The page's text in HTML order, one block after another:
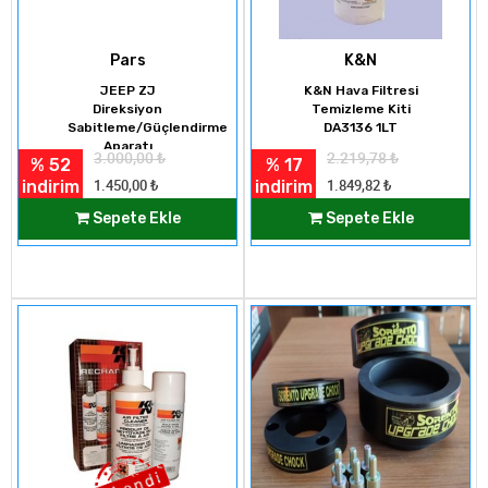
Pars
JEEP ZJ
Direksiyon
Sabitleme/Güçlendirme
Aparatı
% 52
indirim
3.000,00₺
1.450,00 ₺
Sepete Ekle
K&N
K&N Hava Filtresi
Temizleme Kiti
DA3136 1LT
% 17
indirim
2.219,78₺
1.849,82 ₺
Sepete Ekle